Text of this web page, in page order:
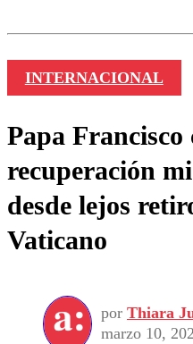
INTERNACIONAL
Papa Francisco
recuperación
desde lejos
Vaticano
por Thiara
marzo 10,